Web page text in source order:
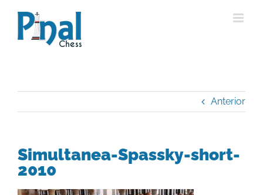
contenido
Anterior
Simultanea-Spassky-short-
2010